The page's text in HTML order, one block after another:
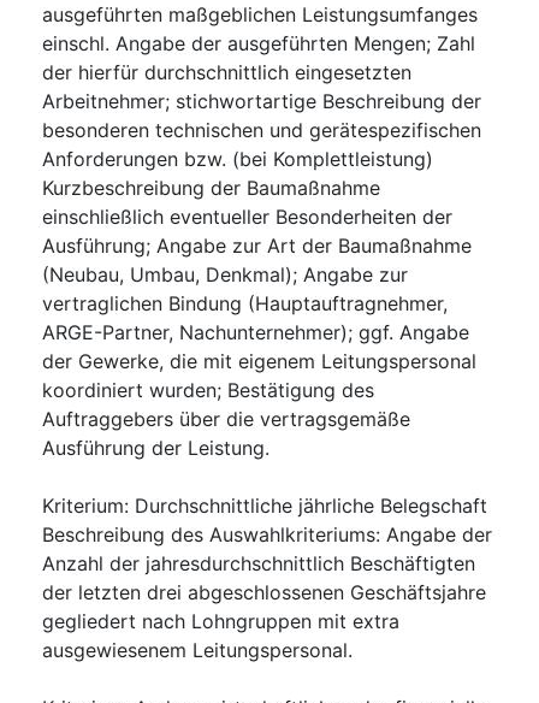
ausgeführten maßgeblichen Leistungsumfanges
einschl. Angabe der ausgeführten Mengen; Zahl
der hierfür durchschnittlich eingesetzten
Arbeitnehmer; stichwortartige Beschreibung der
besonderen technischen und gerätespezifischen
Anforderungen bzw. (bei Komplettleistung)
Kurzbeschreibung der Baumaßnahme
einschließlich eventueller Besonderheiten der
Ausführung; Angabe zur Art der Baumaßnahme
(Neubau, Umbau, Denkmal); Angabe zur
vertraglichen Bindung (Hauptauftragnehmer,
ARGE-Partner, Nachunternehmer); ggf. Angabe
der Gewerke, die mit eigenem Leitungspersonal
koordiniert wurden; Bestätigung des
Auftraggebers über die vertragsgemäße
Ausführung der Leistung.
Kriterium: Durchschnittliche jährliche Belegschaft
Beschreibung des Auswahlkriteriums: Angabe der
Anzahl der jahresdurchschnittlich Beschäftigten
der letzten drei abgeschlossenen Geschäftsjahre
gegliedert nach Lohngruppen mit extra
ausgewiesenem Leitungspersonal.